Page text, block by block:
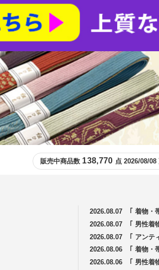
販売中商品数 138,770 点 2026/08/08
2026.08.07
｢ 着物・
2026.08.07
｢ 男性着
2026.08.07
｢ アンテ
2026.08.06
｢ 着物・
2026.08.06
｢ 男性着